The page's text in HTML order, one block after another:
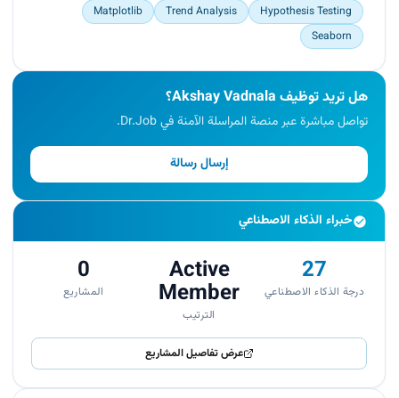
Hypothesis Testing
Trend Analysis
Matplotlib
Seaborn
هل تريد توظيف Akshay Vadnala؟
تواصل مباشرة عبر منصة المراسلة الآمنة في Dr.Job.
إرسال رسالة
خبراء الذكاء الاصطناعي
27
درجة الذكاء الاصطناعي
Active
Member
الترتيب
0
المشاريع
عرض تفاصيل المشاريع